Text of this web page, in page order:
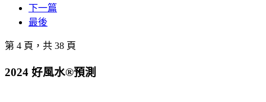
下一篇
最後
第 4 頁，共 38 頁
2024 好風水®預測